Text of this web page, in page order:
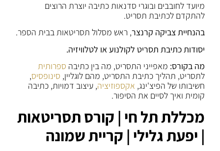
מיועד לחובבים ובוגרי סדנאות כתיבה יוצרת הרוצים
להתקדם לכתיבת תסריט.
בהנחייתצביקה קרנצר, ראש מסלול תסריטאות בבית הספר.
יסודות כתיבת תסריט לקולנוע או לטלוויזיה.
מה בקורס: מאפייני התסריט, מה בין כתיבה ספרותית
לתסריט, תהליך כתיבת התסריט, מהם לוגליין, סינופסיס,
חשיבותו של הפיצ'ינג, אקספוזיציה, עיצוב דמויות, כתיבה
קומית ואיך לסיים את הסיפור.
מכללת תל חי | קורס תסריטאות
| יפעת גלילי | קריית שמונה